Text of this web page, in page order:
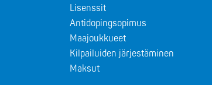
Lisenssit
Antidopingsopimus
Maajoukkueet
Kilpailuiden järjestäminen
Maksut